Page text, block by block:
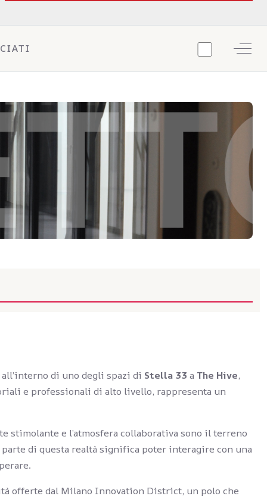
Off-
di uno degli spazi di Stella 33 a The Hive,
e professionali di alto livello, rappresenta un
stimolante e l’atmosfera collaborativa sono il terreno
di questa realtà significa poter interagire con una
offerte dal Milano Innovation District, un polo che